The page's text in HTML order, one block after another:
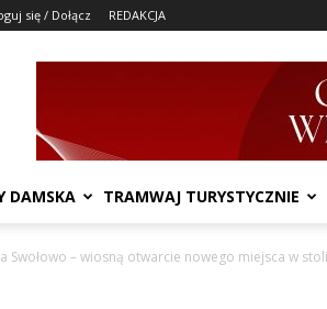
się / Dołącz REDAKCJA
DAMSKA TRAMWAJ TURYSTYCZNIE
Swołowo – wiosną otwarcie nowego miejsca w